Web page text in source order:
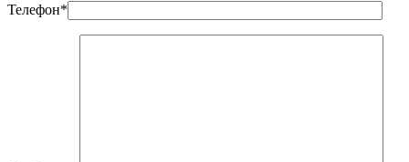
Телефон*